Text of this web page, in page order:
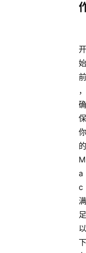
开
始
前
，
确
保
你
的
M
a
c
满
足
以
下